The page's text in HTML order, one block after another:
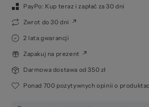
PayPo: Kup teraz i zapłać za 30 dni
Zwrot do 30 dni
2 lata gwarancji
Zapakuj na prezent
Darmowa dostawa od 350 zł
Ponad 700 pozytywnych opinii o